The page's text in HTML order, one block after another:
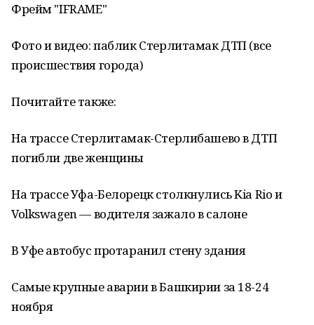
Фрейм "IFRAME"
Фото и видео: паблик Стерлитамак ДТП (все
происшествия города)
Почитайте также:
На трассе Стерлитамак-Стерлибашево в ДТП
погибли две женщины
На трассе Уфа-Белорецк столкнулись Kia Rio и
Volkswagen — водителя зажало в салоне
В Уфе автобус протаранил стену здания
Самые крупные аварии в Башкирии за 18-24
ноября